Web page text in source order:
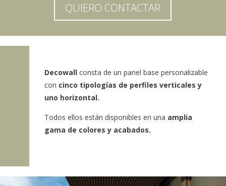
QUIERO CONTACTAR
Decowall consta de un panel base personalizable
con cinco tipologías de perfiles verticales y
uno horizontal.
Todos ellos están disponibles en una amplia
gama de colores y acabados.